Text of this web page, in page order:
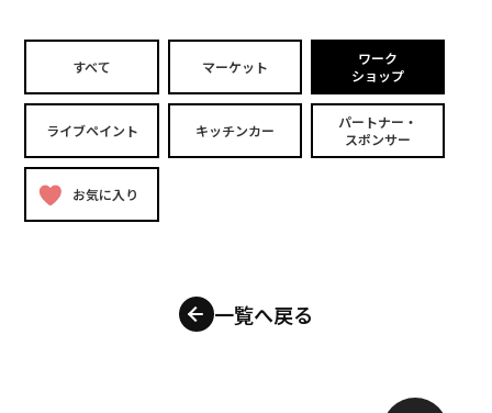
すべて マーケット
ワーク
ショップ
ライブペイント キッチンカー
パートナー・
スポンサー
お気に入り
一覧へ戻る